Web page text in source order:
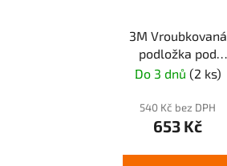
3M Vroubkovaná
podložka pod
vulkanfíbrové disky
Do 3 dnů (2 ks)
540 Kč bez DPH
653 Kč